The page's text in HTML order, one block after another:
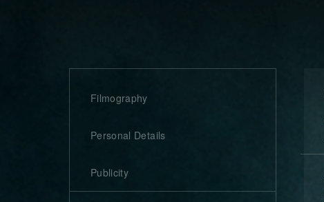
Filmography
Personal Details
Publicity